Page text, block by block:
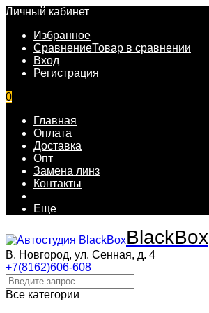
Личный кабинет
Избранное
СравнениеТовар в сравнении
Вход
Регистрация
0
Главная
Оплата
Доставка
Опт
Замена линз
Контакты
Еще
BlackBox
В. Новгород, ул. Сенная, д. 4
+7(8162)606-608
Все категории